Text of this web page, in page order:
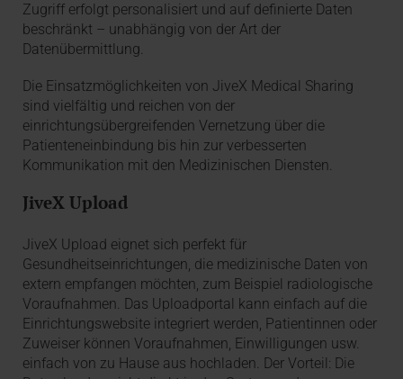
Zugriff erfolgt personalisiert und auf definierte Daten
beschränkt – unabhängig von der Art der
Datenübermittlung.
Die Einsatzmöglichkeiten von JiveX Medical Sharing
sind vielfältig und reichen von der
einrichtungsübergreifenden Vernetzung über die
Patienteneinbindung bis hin zur verbesserten
Kommunikation mit den Medizinischen Diensten.
JiveX Upload
JiveX Upload eignet sich perfekt für
Gesundheitseinrichtungen, die medizinische Daten von
extern empfangen möchten, zum Beispiel radiologische
Voraufnahmen. Das Uploadportal kann einfach auf die
Einrichtungswebsite integriert werden, Patientinnen oder
Zuweiser können Voraufnahmen, Einwilligungen usw.
einfach von zu Hause aus hochladen. Der Vorteil: Die